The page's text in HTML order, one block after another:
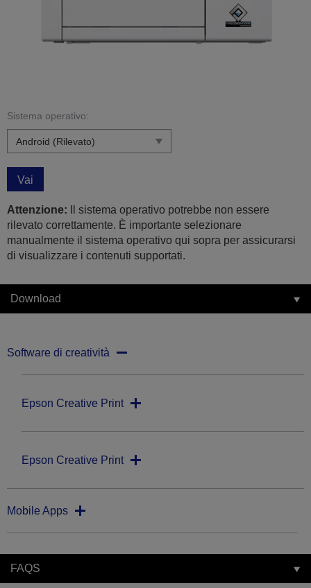
Sistema operativo:
Vai
Attenzione: Il sistema operativo potrebbe non essere
rilevato correttamente. È importante selezionare
manualmente il sistema operativo qui sopra per assicurarsi
di visualizzare i contenuti supportati.
Download
Software di creatività
Epson Creative Print
Epson Creative Print
Mobile Apps
FAQS